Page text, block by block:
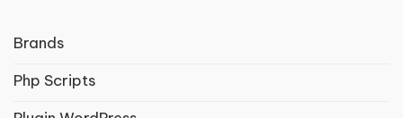
Brands
Php Scripts